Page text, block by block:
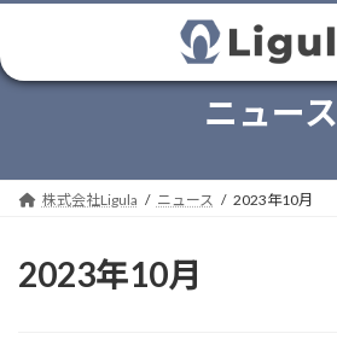
テ
ン
キ
ゲ
ー
に
ニュース
株式会社Ligula ニュース 2023年10月
2023年10月